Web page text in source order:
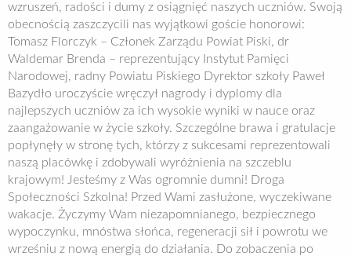
wzruszeń, radości i dumy z osiągnięć naszych uczniów. Swoją
obecnością zaszczycili nas wyjątkowi goście honorowi:
Tomasz Florczyk – Członek Zarządu Powiat Piski, dr
Waldemar Brenda – reprezentujący Instytut Pamięci
Narodowej, radny Powiatu Piskiego Dyrektor szkoły Paweł
Bazydło uroczyście wręczył nagrody i dyplomy dla
najlepszych uczniów za ich wysokie wyniki w nauce oraz
zaangażowanie w życie szkoły. Szczególne brawa i gratulacje
popłynęły w stronę tych, którzy z sukcesami reprezentowali
naszą placówkę i zdobywali wyróżnienia na szczeblu
krajowym! Jesteśmy z Was ogromnie dumni! Droga
Społeczności Szkolna! Przed Wami zasłużone, wyczekiwane
wakacje. Życzymy Wam niezapomnianego, bezpiecznego
wypoczynku, mnóstwa słońca, regeneracji sił i powrotu we
wrześniu z nową energią do działania. Do zobaczenia po